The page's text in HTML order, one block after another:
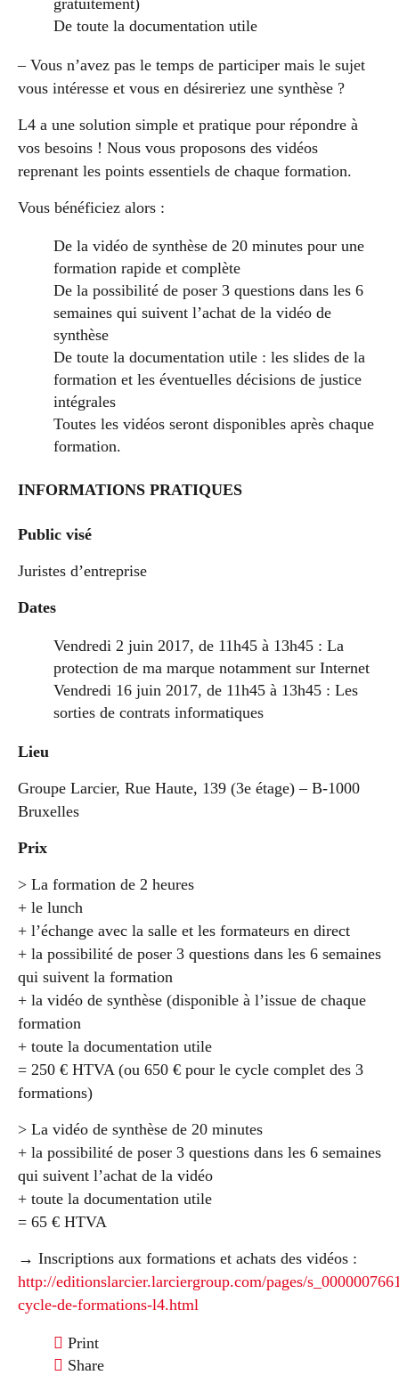
De toute la documentation utile
– Vous n’avez pas le temps de participer mais le sujet
vous intéresse et vous en désireriez une synthèse ?
L4 a une solution simple et pratique pour répondre à
vos besoins ! Nous vous proposons des vidéos
reprenant les points essentiels de chaque formation.
Vous bénéficiez alors :
De la vidéo de synthèse de 20 minutes pour une
formation rapide et complète
De la possibilité de poser 3 questions dans les 6
semaines qui suivent l’achat de la vidéo de
synthèse
De toute la documentation utile : les slides de la
formation et les éventuelles décisions de justice
intégrales
Toutes les vidéos seront disponibles après chaque
formation.
INFORMATIONS PRATIQUES
Public visé
Juristes d’entreprise
Dates
Vendredi 2 juin 2017, de 11h45 à 13h45 : La
protection de ma marque notamment sur Internet
Vendredi 16 juin 2017, de 11h45 à 13h45 : Les
sorties de contrats informatiques
Lieu
Groupe Larcier, Rue Haute, 139 (3e étage) – B-1000
Bruxelles
Prix
> La formation de 2 heures
+ le lunch
+ l’échange avec la salle et les formateurs en direct
+ la possibilité de poser 3 questions dans les 6 semaines
qui suivent la formation
+ la vidéo de synthèse (disponible à l’issue de chaque
formation
+ toute la documentation utile
= 250 € HTVA (ou 650 € pour le cycle complet des 3
formations)
> La vidéo de synthèse de 20 minutes
+ la possibilité de poser 3 questions dans les 6 semaines
qui suivent l’achat de la vidéo
+ toute la documentation utile
= 65 € HTVA
→ Inscriptions aux formations et achats des vidéos :
http://editionslarcier.larciergroup.com/pages/
cycle-de-formations-l4.html
Print
Share